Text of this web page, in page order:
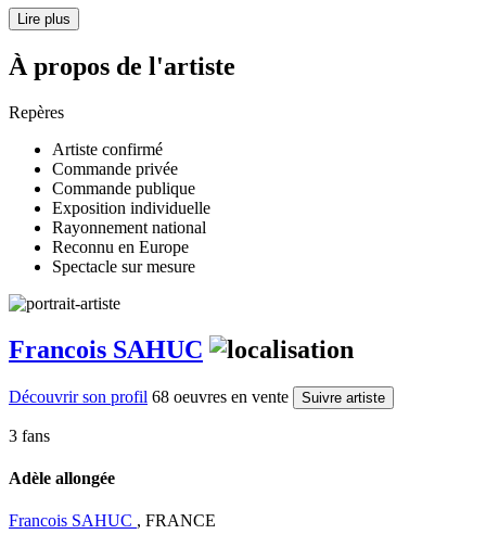
Lire plus
À propos de l'artiste
Repères
Artiste confirmé
Commande privée
Commande publique
Exposition individuelle
Rayonnement national
Reconnu en Europe
Spectacle sur mesure
Francois SAHUC
Découvrir son profil 68 oeuvres en vente Suivre artiste
3 fans
Adèle allongée
Francois SAHUC , FRANCE